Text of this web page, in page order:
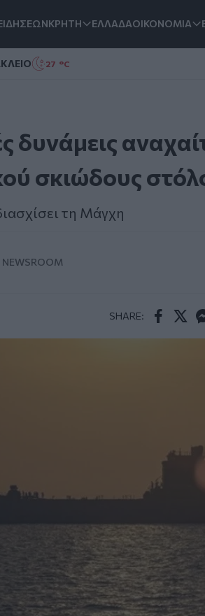
ΚΡΗΤΗ ΕΛΛΑΔΑΟΙΚΟΝΟΜΙΑ
27 °C
δυνάμεις
σκιώδους
τη Μάγχη
NEWSROOM
SHARE: